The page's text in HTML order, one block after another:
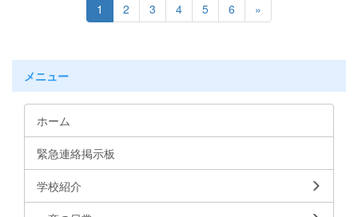
1 2 3 4 5 6 »
メニュー
ホーム
緊急連絡掲示板
学校紹介